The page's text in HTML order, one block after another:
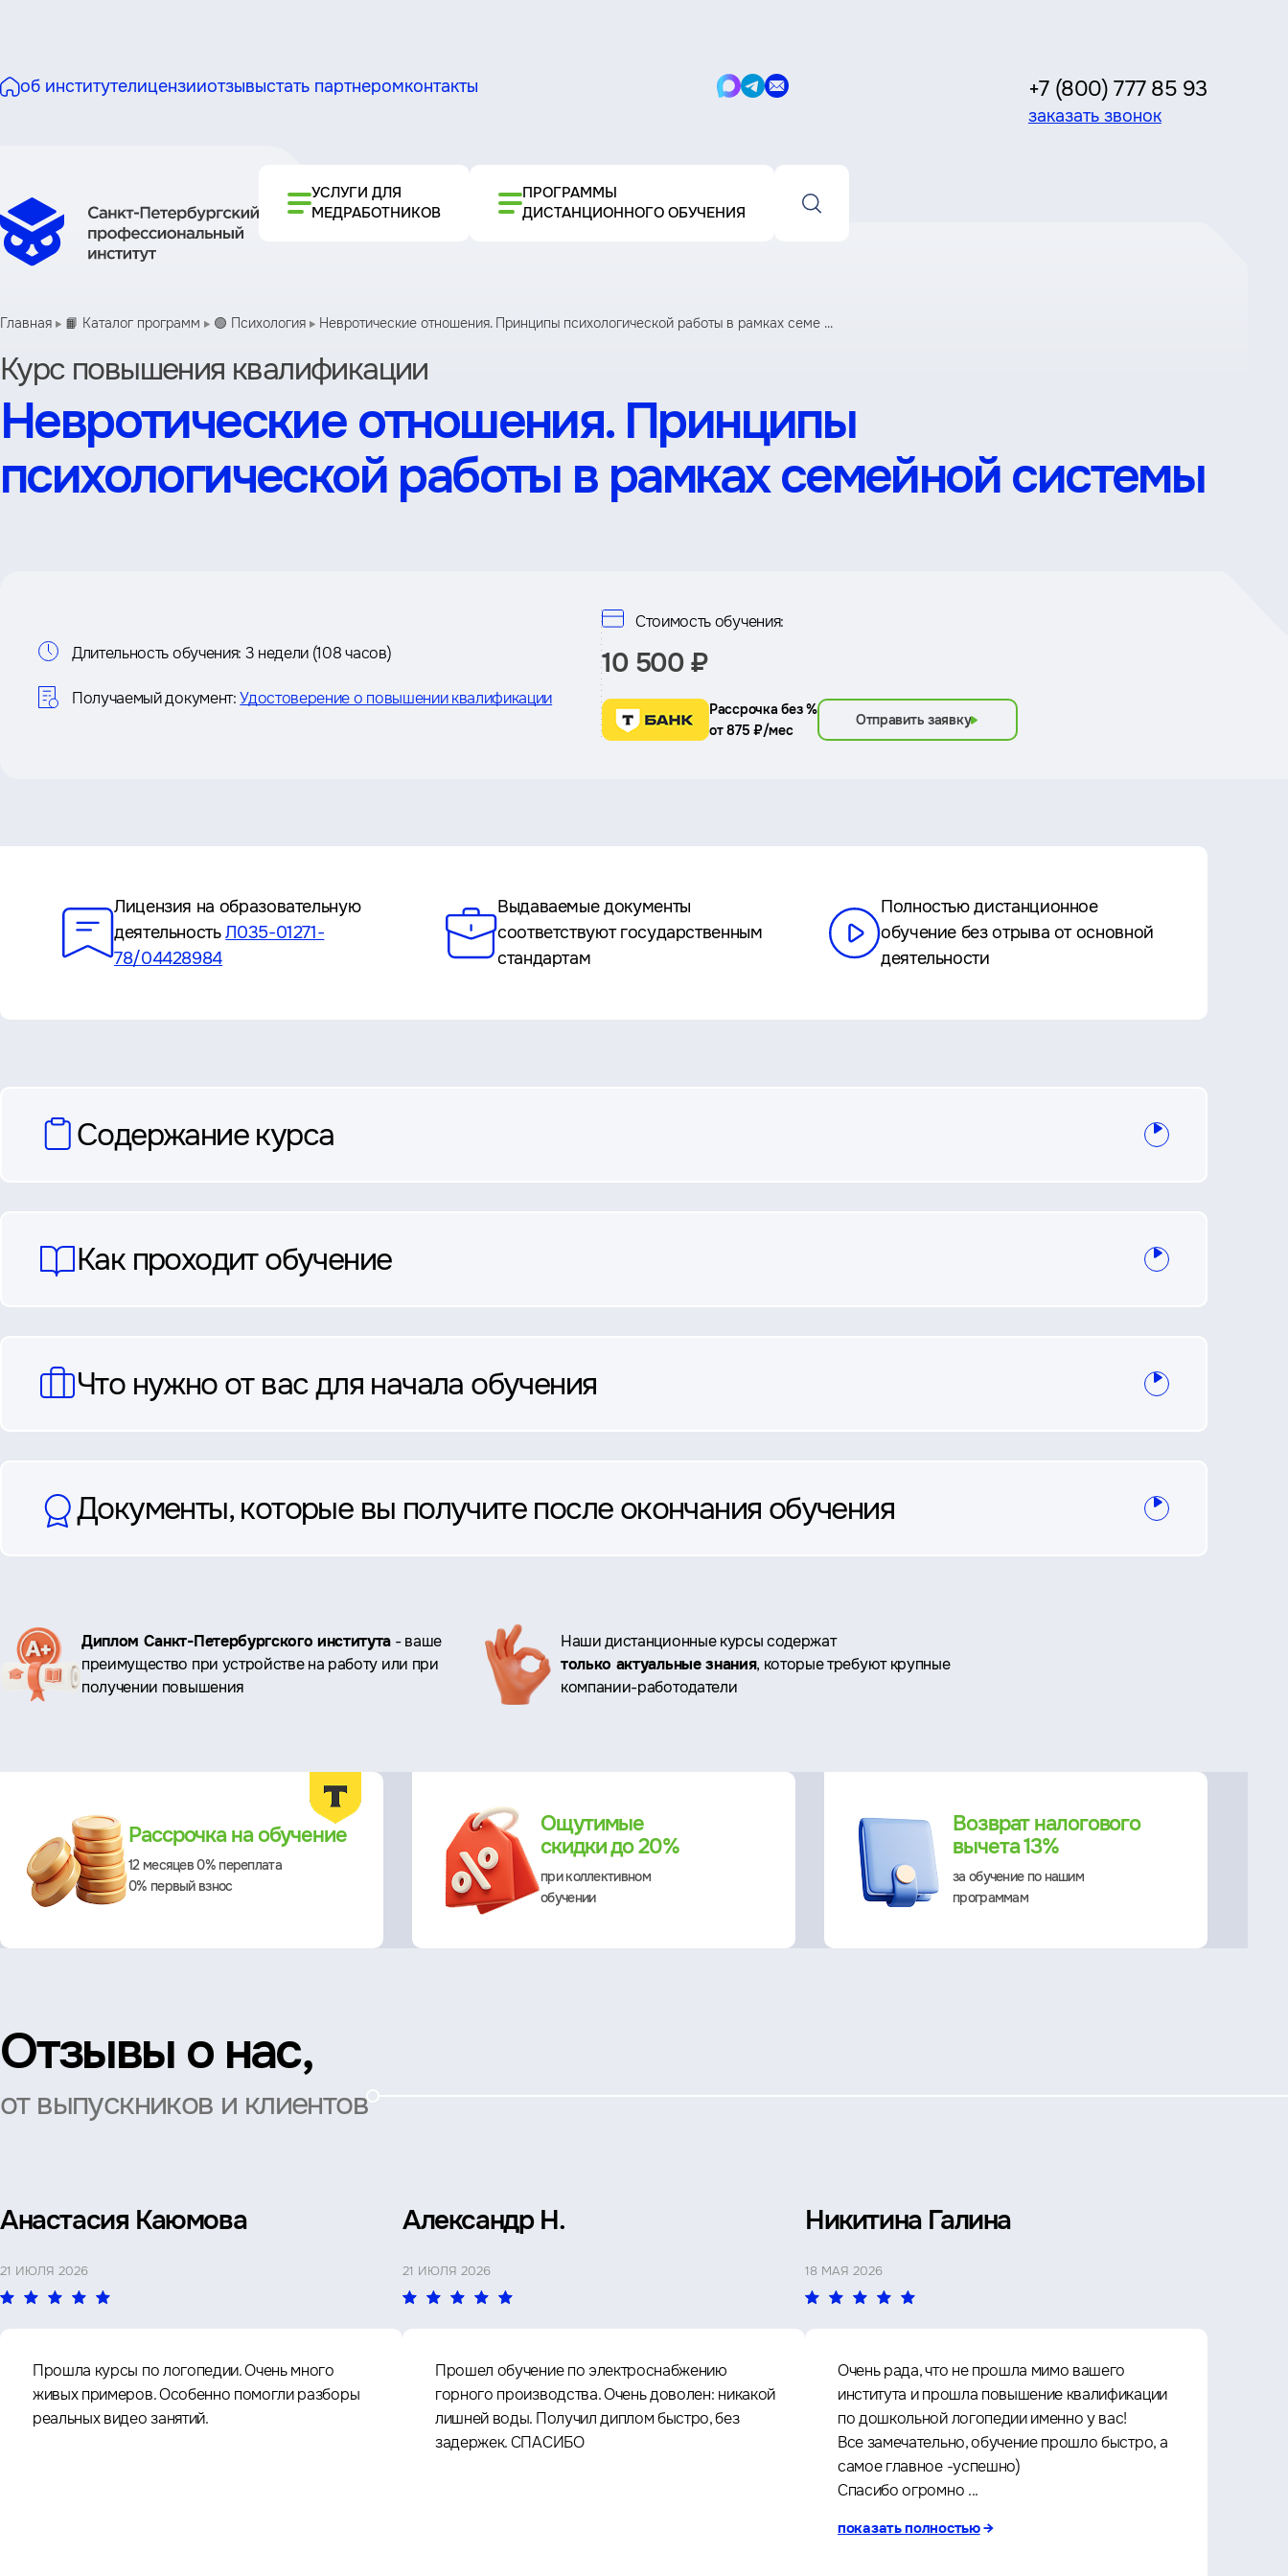
об институтелицензииотзывыстать партнеромконтакты
Написать
Написать
Написать
+7 (800) 777 85 93
заказать звонок
УСЛУГИ ДЛЯ
МЕДРАБОТНИКОВ
ПРОГРАММЫ
ДИСТАНЦИОННОГО ОБУЧЕНИЯ
Главная 📙 Каталог программ 🟢 Психология Невротические отношения. Принципы психологической работы в рамках семе ...
Курс повышения квалификации
Невротические отношения. Принципы
психологической работы в рамках семейной системы
Информация
о
курсе
Длительность обучения: 3 недели (108 часов)
Получаемый документ: Удостоверение о повышении квалификации
Стоимость обучения:
10 500 ₽
Рассрочка без %
от 875 ₽/мес
Отправить заявку
Лицензия на образовательную
деятельностьЛ035-01271-
78/04428984
Выдаваемые документы
соответствуют государственным
стандартам
Полностью дистанционное
обучение без отрыва от основной
деятельности
вопросы
Содержание курса
Как проходит обучение
Что нужно от вас для начала обучения
Документы, которые вы получите после окончания обучения
Ключевые
преимущества
Диплом Санкт-Петербургского института - ваше
преимущество при устройстве на работу или при
получении повышения
Наши дистанционные курсы содержат
только актуальные знания, которые требуют крупные
компании-работодатели
Рассрочка на обучение
12 месяцев 0% переплата
0% первый взнос
Ощутимые
скидки до 20%
при коллективном
обучении
Возврат налогового
вычета 13%
за обучение по нашим
программам
Отзывы о нас,
от выпускников и клиентов
Анастасия Каюмова
21 ИЮЛЯ 2026
Прошла курсы по логопедии. Очень много
живых примеров. Особенно помогли разборы
реальных видео занятий.
Александр Н.
21 ИЮЛЯ 2026
Прошел обучение по электроснабжению
горного производства. Очень доволен: никакой
лишней воды. Получил диплом быстро, без
задержек. СПАСИБО
Никитина Галина
18 МАЯ 2026
Очень рада, что не прошла мимо вашего
института и прошла повышение квалификации
по дошкольной логопедии именно у вас!
Все замечательно, обучение прошло быстро, а
самое главное -успешно)
Спасибо огромно ...
показать полностью→